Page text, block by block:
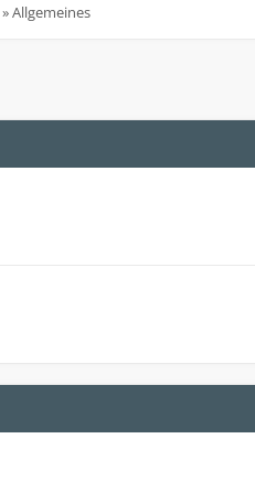
»Allgemeines